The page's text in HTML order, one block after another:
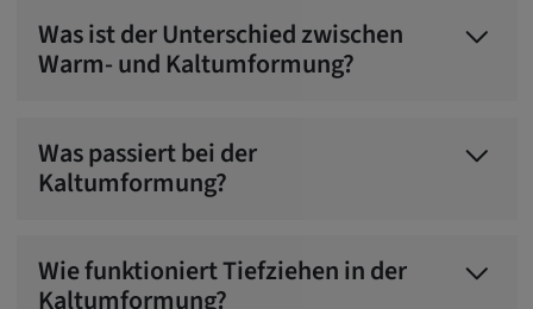
Was ist der Unterschied zwischen
Warm- und Kaltumformung?
Was passiert bei der
Kaltumformung?
Wie funktioniert Tiefziehen in der